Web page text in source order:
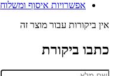
אפשרויות איסוף ומשלוח
אין ביקורות עבור מוצר זה
כתבו ביקורת